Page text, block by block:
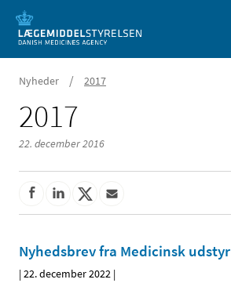
Nyheder / 2017
2017
22. december 2016
Nyhedsbrev fra Medicinsk udstyr
|22. december 2022 |